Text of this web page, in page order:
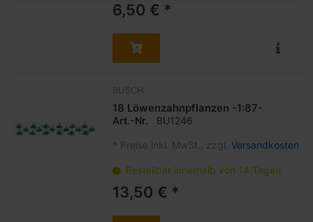
6,50 € *
BUSCH
18 Löwenzahnpflanzen -1:87-
Art.-Nr. BU1246
* Preise inkl. MwSt., zzgl. Versandkosten
Bestellbar innerhalb von 14 Tagen
13,50 € *